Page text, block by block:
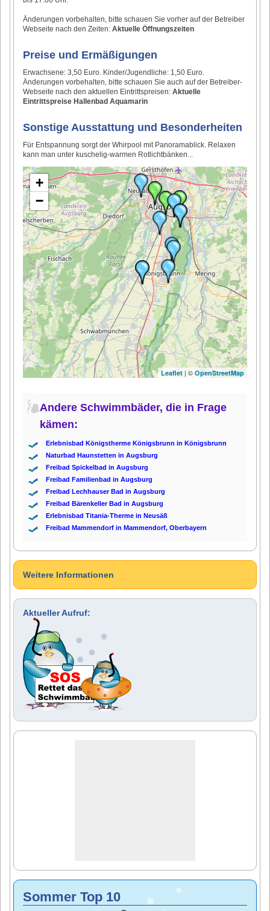
Änderungen vorbehalten, bitte schauen Sie vorher auf der Betreiber
Webseite nach den Zeiten:Aktuelle Öffnungszeiten
Preise und Ermäßigungen
Erwachsene: 3,50 Euro. Kinder/Jugendliche: 1,50 Euro.
Änderungen vorbehalten, bitte schauen Sie auch auf der Betreiber-
Webseite nach den aktuellen Eintrittspreisen:Aktuelle
Eintrittspreise Hallenbad Aquamarin
Sonstige Ausstattung und Besonderheiten
Für Entspannung sorgt der Whirpool mit Panoramablick. Relaxen
kann man unter kuschelig-warmen Rotlichtbänken...
+
−
Leaflet| © OpenStreetMap
Andere Schwimmbäder, die in Frage
kämen:
Erlebnisbad Königstherme Königsbrunn in Königsbrunn
Naturbad Haunstetten in Augsburg
Freibad Spickelbad in Augsburg
Freibad Familienbad in Augsburg
Freibad Lechhauser Bad in Augsburg
Freibad Bärenkeller Bad in Augsburg
Erlebnisbad Titania-Therme in Neusäß
Freibad Mammendorf in Mammendorf, Oberbayern
Weitere Informationen
Aktueller Aufruf:
Sommer Top 10